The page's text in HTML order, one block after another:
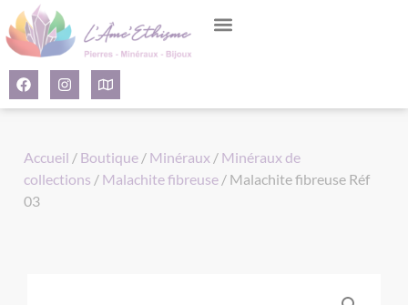
Accueil / Boutique / Minéraux / Minéraux de
collections / Malachite fibreuse / Malachite fibreuse Réf
03
Panneau de gestion des cookies